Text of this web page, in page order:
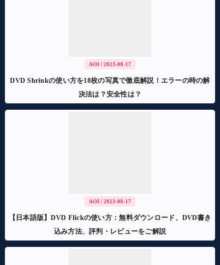
AOI / 2023-08-17
DVD Shrinkの使い方を18枚の写真で徹底解説！エラーの時の解
決法は？安全性は？
AOI / 2023-08-17
【日本語版】DVD Flickの使い方：無料ダウンロード、DVD書き
込み方法、評判・レビューをご解説